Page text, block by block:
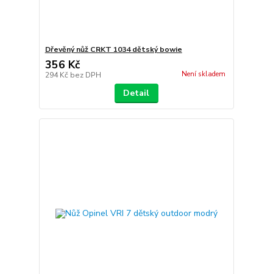
Dřevěný nůž CRKT 1034 dětský bowie
356 Kč
294 Kč bez DPH Není skladem
Detail